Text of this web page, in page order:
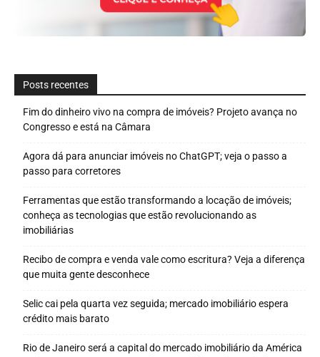
Posts recentes
Fim do dinheiro vivo na compra de imóveis? Projeto avança no
Congresso e está na Câmara
Agora dá para anunciar imóveis no ChatGPT; veja o passo a
passo para corretores
Ferramentas que estão transformando a locação de imóveis;
conheça as tecnologias que estão revolucionando as
imobiliárias
Recibo de compra e venda vale como escritura? Veja a diferença
que muita gente desconhece
Selic cai pela quarta vez seguida; mercado imobiliário espera
crédito mais barato
Rio de Janeiro será a capital do mercado imobiliário da América